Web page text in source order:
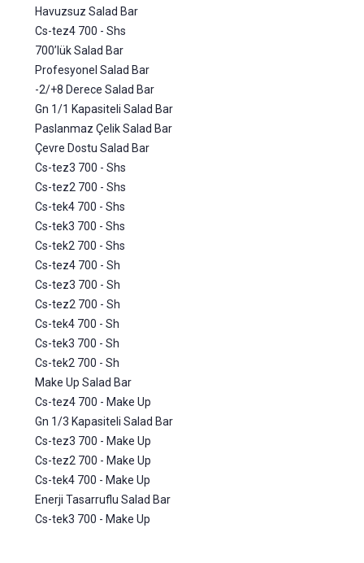
Havuzsuz Salad Bar
Cs-tez4 700 - Shs
700’lük Salad Bar
Profesyonel Salad Bar
-2/+8 Derece Salad Bar
Gn 1/1 Kapasiteli Salad Bar
Paslanmaz Çelik Salad Bar
Çevre Dostu Salad Bar
Cs-tez3 700 - Shs
Cs-tez2 700 - Shs
Cs-tek4 700 - Shs
Cs-tek3 700 - Shs
Cs-tek2 700 - Shs
Cs-tez4 700 - Sh
Cs-tez3 700 - Sh
Cs-tez2 700 - Sh
Cs-tek4 700 - Sh
Cs-tek3 700 - Sh
Cs-tek2 700 - Sh
Make Up Salad Bar
Cs-tez4 700 - Make Up
Gn 1/3 Kapasiteli Salad Bar
Cs-tez3 700 - Make Up
Cs-tez2 700 - Make Up
Cs-tek4 700 - Make Up
Enerji Tasarruflu Salad Bar
Cs-tek3 700 - Make Up